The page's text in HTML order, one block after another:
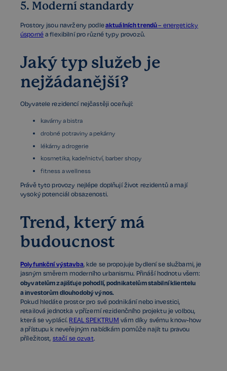
5. Moderní standardy
Prostory jsou navrženy podleaktuálních trendů– energeticky
úspornéa flexibilní pro různé typy provozů.
Jaký typ služeb je
nejžádanější?
Obyvatele rezidencí nejčastěji oceňují:
kavárny a bistra
drobné potraviny a pekárny
lékárny a drogerie
kosmetika, kadeřnictví, barber shopy
fitness a wellness
Právě tyto provozy nejlépe doplňují život rezidentů a mají
vysoký potenciál obsazenosti.
Trend, který má
budoucnost
Polyfunkční výstavba, kde se propojuje bydlení se službami, je
jasným směrem moderního urbanismu. Přináší hodnotu všem:
obyvatelům zajišťuje pohodlí, podnikatelům stabilní klientelu
a investorům dlouhodobý výnos.
Pokud hledáte prostor pro své podnikání nebo investici,
retailová jednotka v přízemí rezidenčního projektu je volbou,
která se vyplácí. REAL SPEKTRUM vám díky svému know-how
a přístupu k neveřejným nabídkám pomůže najít tu pravou
příležitost, stačí se ozvat.